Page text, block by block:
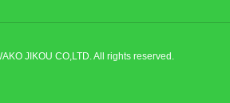
JIKOU CO,LTD. All rights reserved.